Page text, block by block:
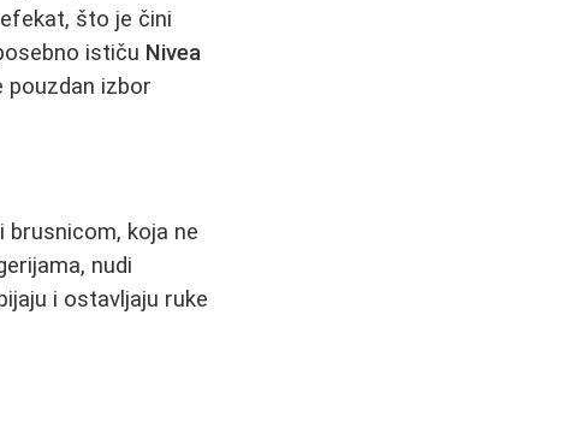
što je čini
ističu Nivea
pouzdan izbor
brusnicom, koja ne
nudi
i ostavljaju ruke